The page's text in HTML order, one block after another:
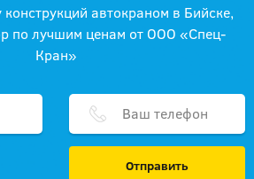
автокраном в Бийске,
по лучшим ценам от ООО «Спец-
Кран»
Отправить